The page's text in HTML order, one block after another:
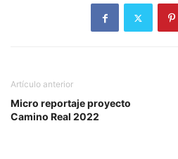
Artículo anterior
Micro reportaje proyecto
Camino Real 2022